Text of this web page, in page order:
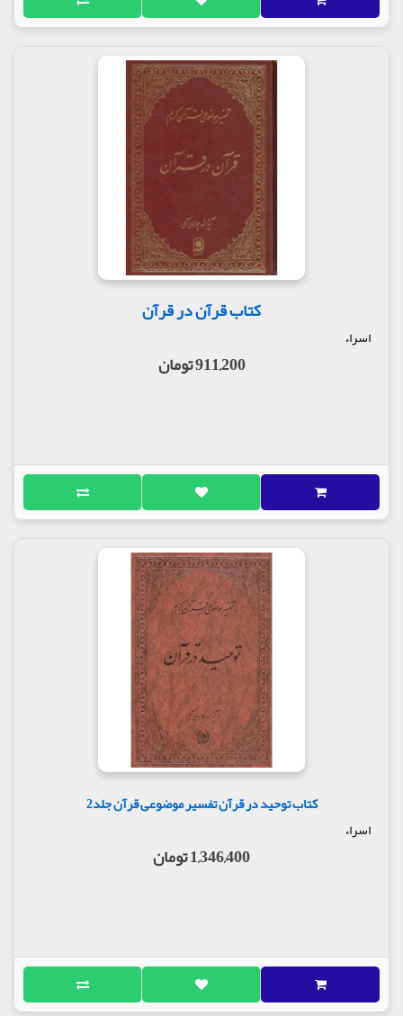
کتاب قرآن در قرآن
اسراء
911,200 تومان
کتاب توحید در قرآن تفسیر موضوعی قرآن جلد2
اسراء
1,346,400 تومان